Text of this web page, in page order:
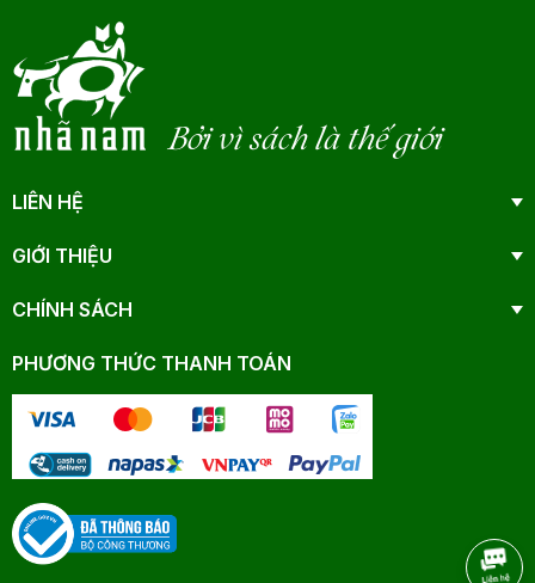
Bởi vì sách là thế giới
LIÊN HỆ
GIỚI THIỆU
CHÍNH SÁCH
PHƯƠNG THỨC THANH TOÁN